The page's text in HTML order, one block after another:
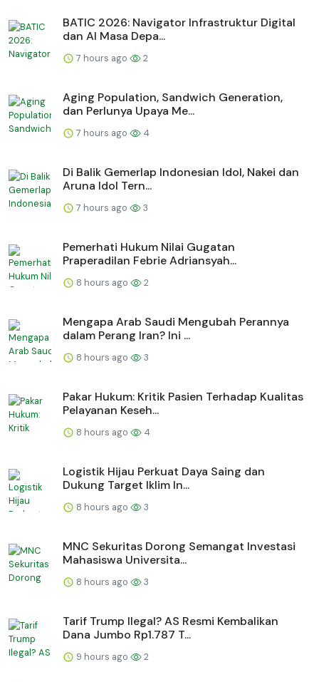
BATIC 2026: Navigator Infrastruktur Digital
dan AI Masa Depa...
7 hours ago 2
Aging Population, Sandwich Generation,
dan Perlunya Upaya Me...
7 hours ago 4
Di Balik Gemerlap Indonesian Idol, Nakei dan
Aruna Idol Tern...
7 hours ago 3
Pemerhati Hukum Nilai Gugatan
Praperadilan Febrie Adriansyah...
8 hours ago 2
Mengapa Arab Saudi Mengubah Perannya
dalam Perang Iran? Ini ...
8 hours ago 3
Pakar Hukum: Kritik Pasien Terhadap Kualitas
Pelayanan Keseh...
8 hours ago 4
Logistik Hijau Perkuat Daya Saing dan
Dukung Target Iklim In...
8 hours ago 3
MNC Sekuritas Dorong Semangat Investasi
Mahasiswa Universita...
8 hours ago 3
Tarif Trump Ilegal? AS Resmi Kembalikan
Dana Jumbo Rp1.787 T...
9 hours ago 2